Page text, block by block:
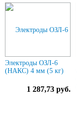
Электроды ОЗЛ-6
(НАКС) 4 мм (5 кг)
1 287,73 руб.